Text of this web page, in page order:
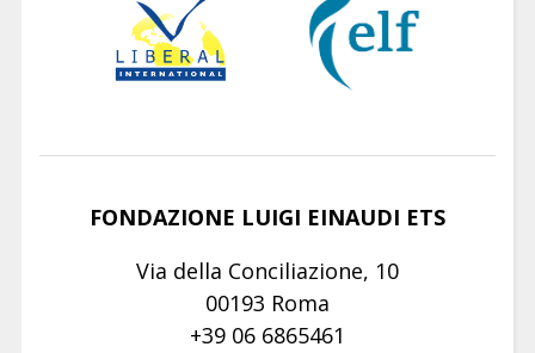
FONDAZIONE LUIGI EINAUDI ETS
Via della Conciliazione, 10
00193 Roma
+39 06 6865461